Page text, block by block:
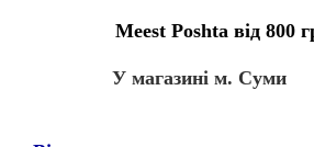
Meest Poshta від 800
У магазині м. Суми